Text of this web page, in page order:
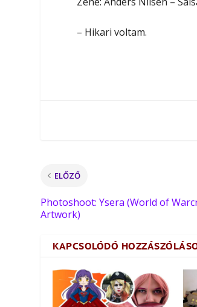
– Hikari voltam.
ELŐZŐ
Photoshoot: Ysera (World of
Artwork)
KAPCSOLÓDÓ